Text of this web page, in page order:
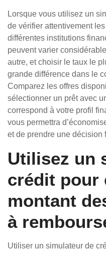
Lorsque vous utilisez un
de vérifier attentivement
différentes institutions
peuvent varier
autre, et choisir le taux le
grande différence dans le
Comparez les offres
sélectionner un prêt avec
correspond à votre profil
vous permettra
et de prendre une décision
Utilisez un
crédit pour
montant
à
Utiliser un simulateur de